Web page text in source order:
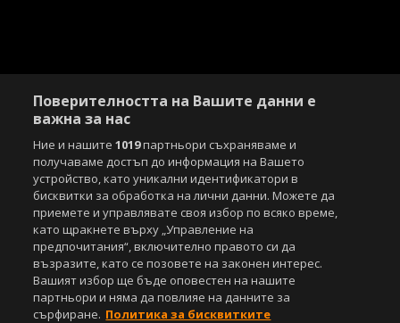
Copyright © 2007-2026 Агенция Спортал. Всички права запазени.
Този уебсайт е собственост наSportal Media Group
За нас Екип За рекламa
Общи условия
Етични правила на НСС
Лични данни
Поверителността на Вашите данни е
важна за нас
Ние и нашите1019партньори съхраняваме и
получаваме достъп до информация на Вашето
устройство, като уникални идентификатори в
бисквитки за обработка на лични данни. Можете да
приемете и управлявате своя избор по всяко време,
като щракнете върху „Управление на
предпочитания“, включително правото си да
възразите, като се позовете на законен интерес.
Вашият избор ще бъде оповестен на нашите
партньори и няма да повлияе на данните за
сърфиране. Политика за бисквитките